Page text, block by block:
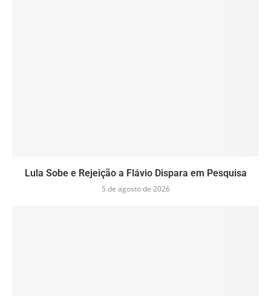
Lula Sobe e Rejeição a Flávio Dispara em Pesquisa
5 de agosto de 2026